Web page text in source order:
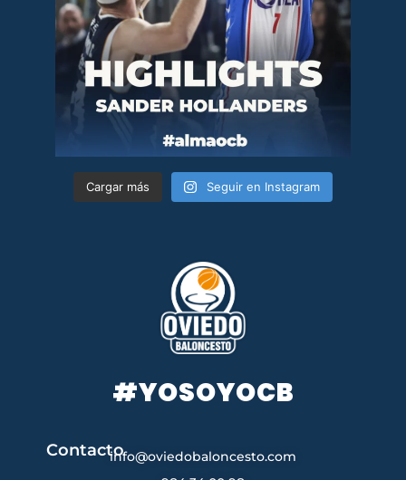
Cargar más Seguir en Instagram
#YOSOYOCB
Contactoinfo@oviedobaloncesto.com